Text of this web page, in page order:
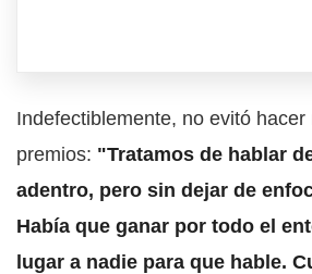
Indefectiblemente, no evitó
premios: "Tratamos de hablar
adentro, pero sin dejar de
Había que ganar por todo el
lugar a nadie para que hable.